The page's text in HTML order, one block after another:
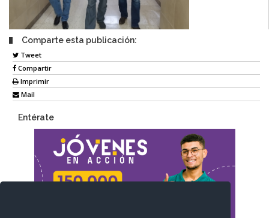
Comparte esta publicación:
Tweet
Compartir
Imprimir
Mail
Entérate